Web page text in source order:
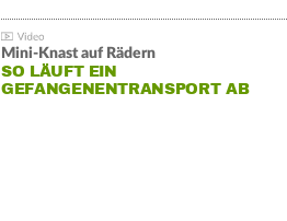
Mini-Knast auf Rädern
SO LÄUFT EIN
GEFANGENENTRANSPORT AB